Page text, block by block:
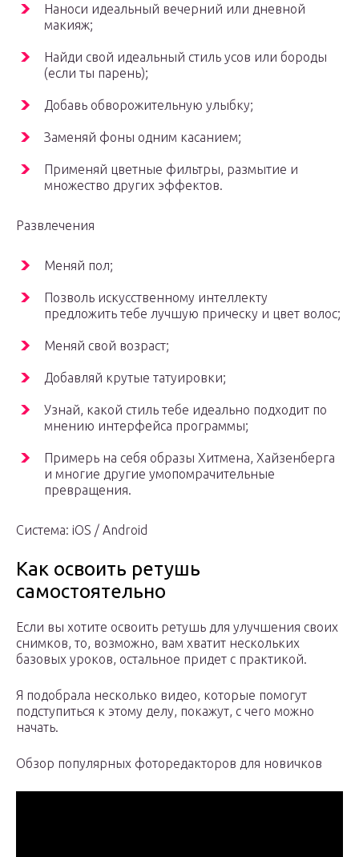
Наноси идеальный вечерний или дневной
макияж;
Найди свой идеальный стиль усов или бороды
(если ты парень);
Добавь обворожительную улыбку;
Заменяй фоны одним касанием;
Применяй цветные фильтры, размытие и
множество других эффектов.
Развлечения
Меняй пол;
Позволь искусственному интеллекту
предложить тебе лучшую прическу и цвет волос;
Меняй свой возраст;
Добавляй крутые татуировки;
Узнай, какой стиль тебе идеально подходит по
мнению интерфейса программы;
Примерь на себя образы Хитмена, Хайзенберга
и многие другие умопомрачительные
превращения.
Система: iOS / Android
Как освоить ретушь
самостоятельно
Если вы хотите освоить ретушь для улучшения своих
снимков, то, возможно, вам хватит нескольких
базовых уроков, остальное придет с практикой.
Я подобрала несколько видео, которые помогут
подступиться к этому делу, покажут, с чего можно
начать.
Обзор популярных фоторедакторов для новичков